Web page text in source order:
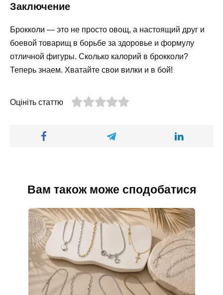
Заключение
Брокколи — это не просто овощ, а настоящий друг и
боевой товарищ в борьбе за здоровье и формулу
отличной фигуры. Сколько калорий в брокколи?
Теперь знаем. Хватайте свои вилки и в бой!
Оцініть статтю
Вам також може сподобатися